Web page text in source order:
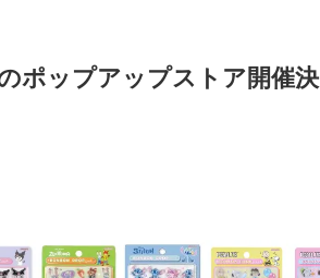
ポップアップストア開催決